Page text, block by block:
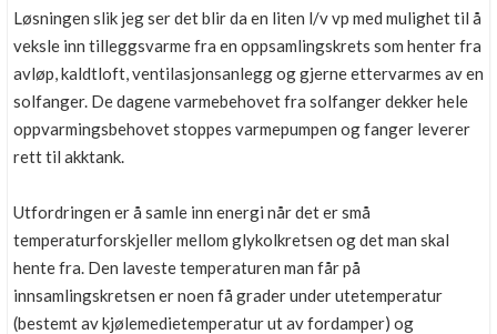
Løsningen slik jeg ser det blir da en liten l/v vp med mulighet til å
veksle inn tilleggsvarme fra en oppsamlingskrets som henter fra
avløp, kaldtloft, ventilasjonsanlegg og gjerne ettervarmes av en
solfanger. De dagene varmebehovet fra solfanger dekker hele
oppvarmingsbehovet stoppes varmepumpen og fanger leverer
rett til akktank.
Utfordringen er å samle inn energi når det er små
temperaturforskjeller mellom glykolkretsen og det man skal
hente fra. Den laveste temperaturen man får på
innsamlingskretsen er noen få grader under utetemperatur
(bestemt av kjølemedietemperatur ut av fordamper) og